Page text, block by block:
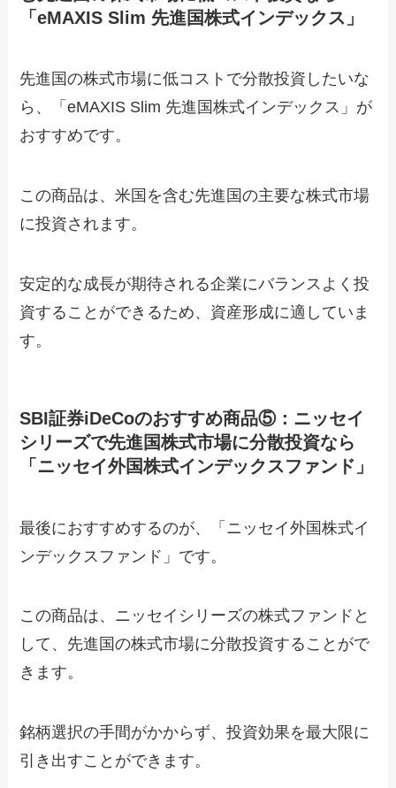
「eMAXIS Slim 先進国株式インデックス」
先進国の株式市場に低コストで分散投資したいな
ら、「eMAXIS Slim 先進国株式インデックス」が
おすすめです。
この商品は、米国を含む先進国の主要な株式市場
に投資されます。
安定的な成長が期待される企業にバランスよく投
資することができるため、資産形成に適していま
す。
SBI証券iDeCoのおすすめ商品⑤：ニッセイ
シリーズで先進国株式市場に分散投資なら
「ニッセイ外国株式インデックスファンド」
最後におすすめするのが、「ニッセイ外国株式イ
ンデックスファンド」です。
この商品は、ニッセイシリーズの株式ファンドと
して、先進国の株式市場に分散投資することがで
きます。
銘柄選択の手間がかからず、投資効果を最大限に
引き出すことができます。